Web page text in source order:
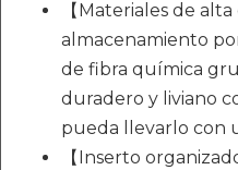
【Materiales de
almacenamiento
de fibra química
duradero y liviano
pueda llevarlo con
【Inserto